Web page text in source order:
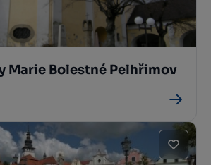
Marie Bolestné Pelhřimov